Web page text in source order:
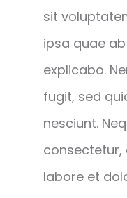
sit
ipsa quae
explicabo.
fugit, sed
nesciunt.
consectetur,
labore et